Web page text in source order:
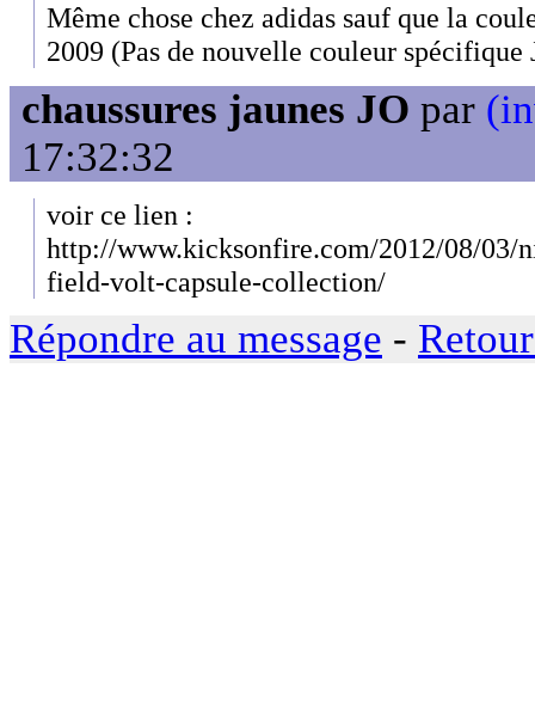
Même chose chez adidas sauf que la
2009 (Pas de nouvelle couleur spécifique
chaussures jaunes JO par
17:32:32
voir ce lien :
http://www.kicksonfire.com/2012/08/03/
field-volt-capsule-collection/
Répondre au message -